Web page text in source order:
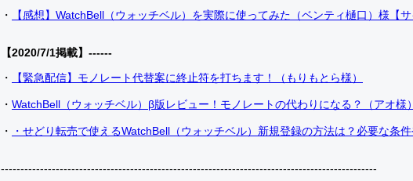
・ 【感想】WatchBell（ウォッチベル）を実際に使ってみた（ベンティ樋口）様【
【2020/7/1掲載】------
・
【緊急配信】モノレート代替案に終止符を打ちます！（もりもとら様）
・ WatchBell（ウォッチベル）β版レビュー！モノレートの代わりになる？（アオ様
・ ・せどり転売で使えるWatchBell（ウォッチベル）新規登録の方法は？必要な条
------------------------------------------------------------------------------------------------